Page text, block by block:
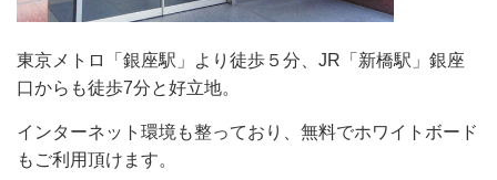
東京メトロ「銀座駅」より徒歩５分、JR「新橋駅」銀座
口からも徒歩7分と好立地。
インターネット環境も整っており、無料でホワイトボード
もご利用頂けます。